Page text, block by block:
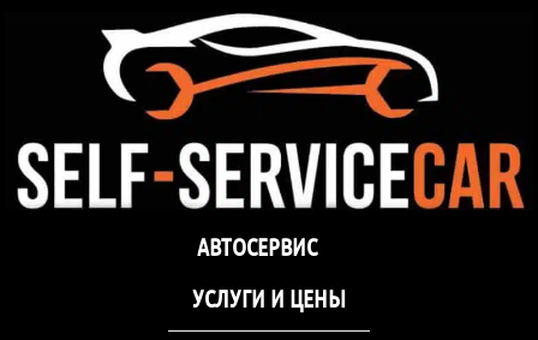
самообслуживания Self-
Service Car Хмельницкий
Автосервис СТО
самообслуживания Self-
Service Car Хмельницкий
Автосервис СТО самообслуживания Self-
АВТОСЕРВИС
УCЛУГИ И ЦЕНЫ